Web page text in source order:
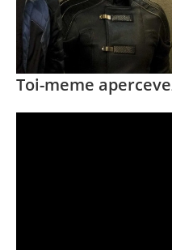
Toi-meme